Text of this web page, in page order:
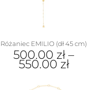
Różaniec EMILIO (dł 45 cm)
500.00 zł –
550.00zł
produkt